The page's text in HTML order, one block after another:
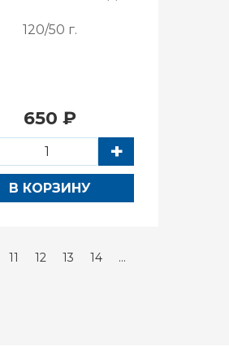
120/50 г.
650 ₽
+
В КОРЗИНУ
11 12 13 14 ...